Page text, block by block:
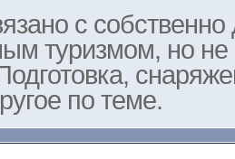
с
туризмом, но не
по теме.